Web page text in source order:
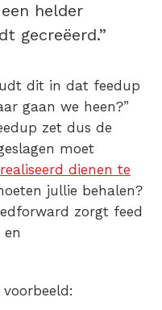
helder
gecreëerd.”
dit in dat feedup
gaan we heen?”
zet dus de
moet
dienen te
jullie behalen?
zorgt feed